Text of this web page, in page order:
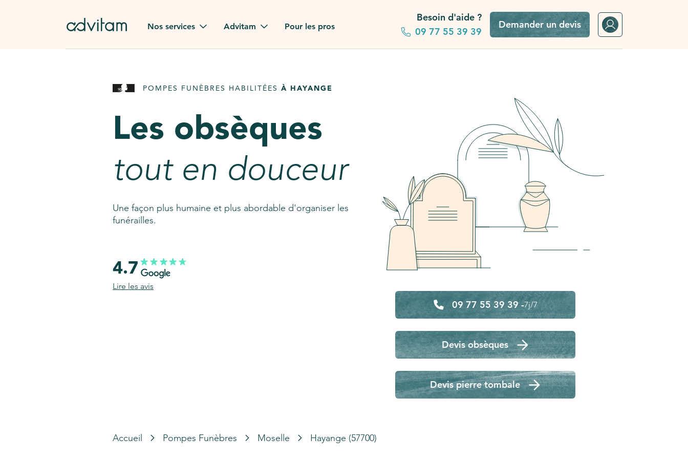
Nos services
Rapatriement à
Pierre tombale
AssistGPT
Nos services en plus
Advitam
Advitam dans la presse
Consultez notre FAQ
Pour les pros
Besoin d'aide ?
09 77 55 39 39
Demander un devis
POMPES FUNÈBRES HABILITÉES À HAYANGE
Les obsèques
tout en douceur
Une façon plus humaine et plus abordable d'organiser les
funérailles.
09 77 55 39 39 -7j/7
Devis obsèques
Devis pierre tombale
4.7
Lire les avis
Accueil Pompes Funèbres Moselle Hayange (57700)